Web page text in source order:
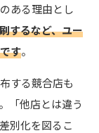
ある理由とし
するなど、ユー
す。
する競合店も
「他店とは違う
別化を図るこ